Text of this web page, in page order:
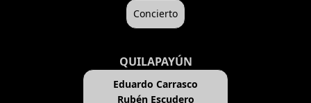
Concierto
QUILAPAYÚN
Eduardo Carrasco
Rubén Escudero